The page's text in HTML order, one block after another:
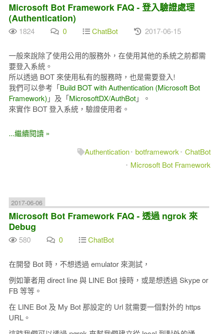
Microsoft Bot Framework FAQ - 登入驗證處理
(Authentication)
1824 0 ChatBot 2017-06-15
一般來說除了使用公用的服務外，在使用其他的系統之前都需
要登入系統。
所以透過 BOT 來使用私有的服務時，也是需要登入!
我們可以參考「Build BOT with Authentication (Microsoft Bot
Framework) 」及「MicrosoftDX/AuthBot」。
來實作 BOT 登入系統，驗證使用者。
...繼續閱讀 »
Authentication botframework
ChatBot
Microsoft Bot Framework
2017-06-06
Microsoft Bot Framework FAQ - 透過 ngrok 來
Debug
580 0 ChatBot
在開發 Bot 時，不想透過 emulator 來測試，
例如筆者用 direct line 與 LINE Bot 接時，或是想透過 Skype or
FB 等等。
在 LINE Bot 及 My Bot 那設定的 Url 就需要一個對外的 https
URL。